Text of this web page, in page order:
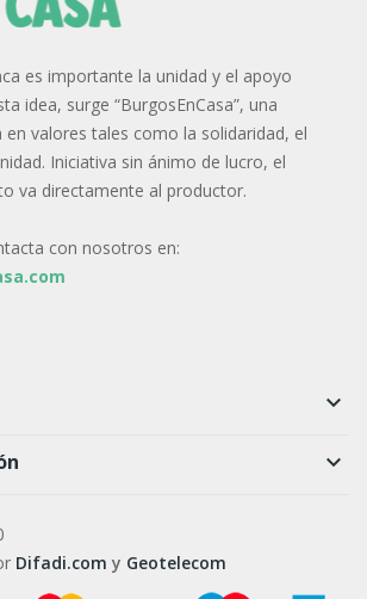
es importante la unidad y el apoyo
idea, surge “BurgosEnCasa”, una
en valores tales como la solidaridad, el
Iniciativa sin ánimo de lucro, el
va directamente al productor.
con nosotros en:
keyboard_arrow_down
keyboard_arrow_down
Difadi.com y Geotelecom